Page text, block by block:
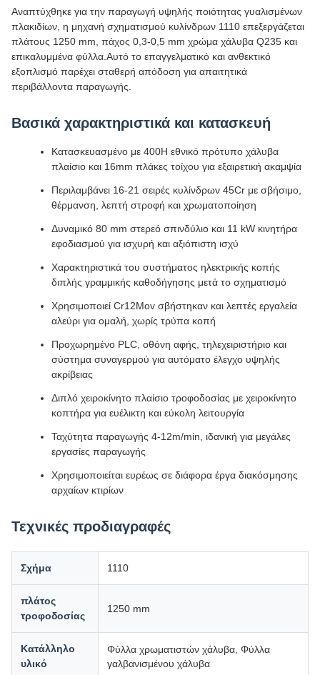
Αναπτύχθηκε για την παραγωγή υψηλής ποιότητας γυαλισμένων
πλακιδίων, η μηχανή σχηματισμού κυλίνδρων 1110 επεξεργάζεται
πλάτους 1250 mm, πάχος 0,3-0,5 mm χρώμα χάλυβα Q235 και
επικαλυμμένα φύλλα.Αυτό το επαγγελματικό και ανθεκτικό
εξοπλισμό παρέχει σταθερή απόδοση για απαιτητικά
περιβάλλοντα παραγωγής.
Βασικά χαρακτηριστικά και κατασκευή
Κατασκευασμένο με 400H εθνικό πρότυπο χάλυβα
πλαίσιο και 16mm πλάκες τοίχου για εξαιρετική ακαμψία
Περιλαμβάνει 16-21 σειρές κυλίνδρων 45Cr με σβήσιμο,
θέρμανση, λεπτή στροφή και χρωματοποίηση
Δυναμικό 80 mm στερεό σπινδύλιο και 11 kW κινητήρα
εφοδιασμού για ισχυρή και αξιόπιστη ισχύ
Χαρακτηριστικά του συστήματος ηλεκτρικής κοπής
διπλής γραμμικής καθοδήγησης μετά το σχηματισμό
Χρησιμοποιεί Cr12Mov σβήστηκαν και λεπτές εργαλεία
αλεύρι για ομαλή, χωρίς τρύπα κοπή
Προχωρημένο PLC, οθόνη αφής, τηλεχειριστήριο και
σύστημα συναγερμού για αυτόματο έλεγχο υψηλής
ακρίβειας
Διπλό χειροκίνητο πλαίσιο τροφοδοσίας με χειροκίνητο
κοπτήρα για ευέλικτη και εύκολη λειτουργία
Ταχύτητα παραγωγής 4-12m/min, ιδανική για μεγάλες
εργασίες παραγωγής
Χρησιμοποιείται ευρέως σε διάφορα έργα διακόσμησης
αρχαίων κτιρίων
Τεχνικές προδιαγραφές
Σχήμα 1110
πλάτος
τροφοδοσίας
1250 mm
Κατάλληλο
υλικό
Φύλλα χρωματιστών χάλυβα, Φύλλα
γαλβανισμένου χάλυβα